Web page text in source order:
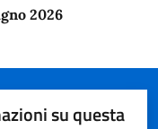
2026
su questa